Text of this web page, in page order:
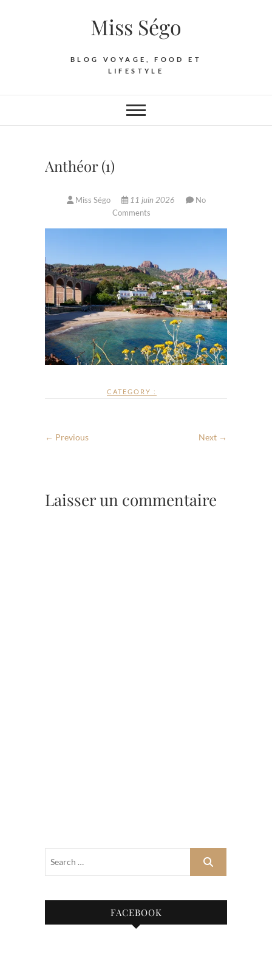
Miss Ségo
BLOG VOYAGE, FOOD ET
LIFESTYLE
Anthéor (1)
Miss Ségo 11 juin 2026
No
Comments
CATEGORY :
← Previous Next →
Laisser un commentaire
FACEBOOK